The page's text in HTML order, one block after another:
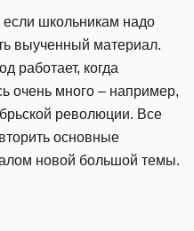
если школьникам надо
выученный материал.
работает, когда
очень много – например,
революции. Все
основные
новой большой темы.